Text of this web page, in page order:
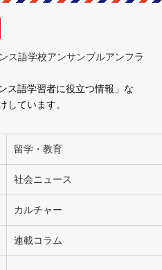
ス語学校アンサンブルアンフラ
ス語学習者に役立つ情報」な
しています。
留学・教育
社会ニュース
カルチャー
連載コラム